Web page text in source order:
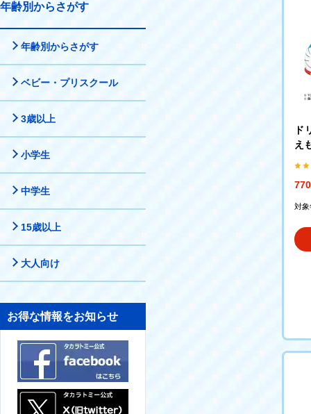
ド
え
対象
年齢別からさがす
年齢別からさがす
ベビー・プリスクール
3歳以上
小学生
中学生
15歳以上
大人向け
お得な情報をお知らせ